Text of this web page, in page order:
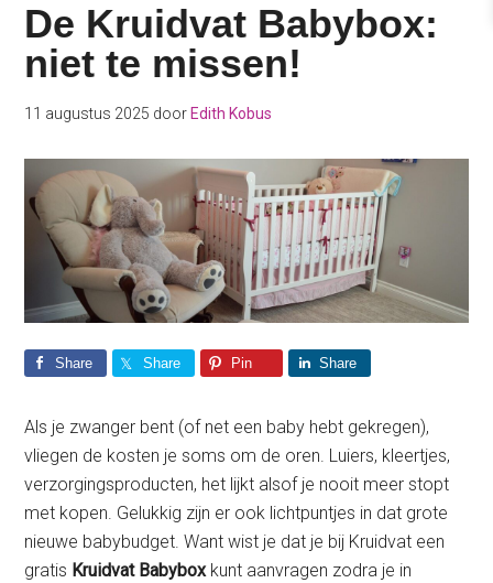
De Kruidvat Babybox:
niet te missen!
11 augustus 2025 door Edith Kobus
Share Share Pin Share
Als je zwanger bent (of net een baby hebt gekregen),
vliegen de kosten je soms om de oren. Luiers, kleertjes,
verzorgingsproducten, het lijkt alsof je nooit meer stopt
met kopen. Gelukkig zijn er ook lichtpuntjes in dat grote
nieuwe babybudget. Want wist je dat je bij Kruidvat een
gratis Kruidvat Babybox kunt aanvragen zodra je in